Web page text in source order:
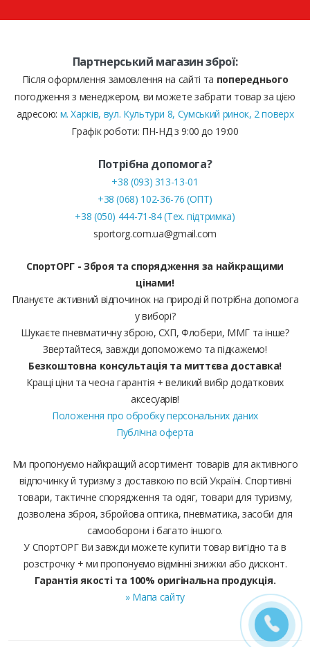
Партнерський магазин зброї:
Після оформлення замовлення на сайті та попереднього
погодження з менеджером, ви можете забрати товар за цією
адресою: м. Харків, вул. Культури 8, Сумський ринок, 2 поверх
Графік роботи: ПН-НД з 9:00 до 19:00
Потрібна допомога?
+38 (093) 313-13-01
+38 (068) 102-36-76 (ОПТ)
+38 (050) 444-71-84 (Тех. підтримка)
sportorg.com.ua@gmail.com
СпортОРГ - Зброя та спорядження за найкращими
цінами!
Плануєте активний відпочинок на природі й потрібна допомога
у виборі?
Шукаєте пневматичну зброю, СХП, Флобери, ММГ та інше?
Звертайтеся, завжди допоможемо та підкажемо!
Безкоштовна консультація та миттєва доставка!
Кращі ціни та чесна гарантія + великий вибір додаткових
аксесуарів!
Положення про обробку персональних даних
Публічна оферта
Ми пропонуємо найкращий асортимент товарів для активного
відпочинку й туризму з доставкою по всій Україні. Спортивні
товари, тактичне спорядження та одяг, товари для туризму,
дозволена зброя, збройова оптика, пневматика, засоби для
самооборони і багато іншого.
У СпортОРГ Ви завжди можете купити товар вигідно та в
розстрочку + ми пропонуємо відмінні знижки або дисконт.
Гарантія якості та 100% оригінальна продукція.
» Мапа сайту